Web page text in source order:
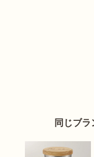
同じブ